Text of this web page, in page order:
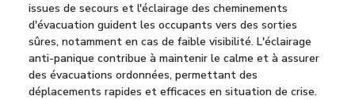
issues de secours et l'éclairage des cheminements
d'évacuation guident les occupants vers des sorties
sûres, notamment en cas de faible visibilité. L'éclairage
anti-panique contribue à maintenir le calme et à assurer
des évacuations ordonnées, permettant des
déplacements rapides et efficaces en situation de crise.